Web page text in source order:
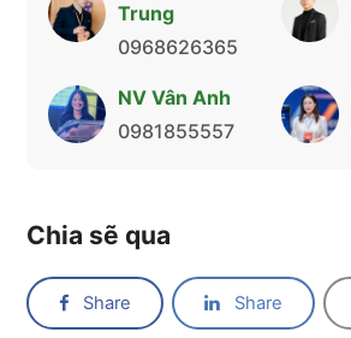
Trung
0968626365
NV Vân Anh
0981855557
Chia sẽ qua
Share Share